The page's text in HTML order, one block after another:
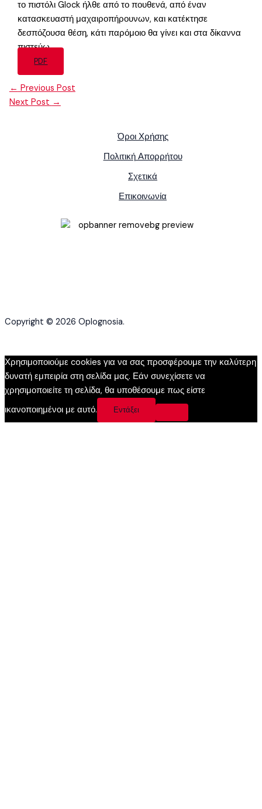
το πιστόλι Glock ήλθε από το πουθενά, από έναν
κατασκευαστή μαχαιροπήρουνων, και κατέκτησε
δεσπόζουσα θέση, κάτι παρόμοιο θα γίνει και στα δίκαννα
πιστεύω.
PDF
← Previous Post
Next Post →
Όροι Χρήσης
Πολιτική Απορρήτου
Σχετικά
Επικοινωνία
Copyright © 2026 Oplognosia.
Χρησιμοποιούμε cookies για να σας προσφέρουμε την καλύτερη
δυνατή εμπειρία στη σελίδα μας. Εάν συνεχίσετε να
χρησιμοποιείτε τη σελίδα, θα υποθέσουμε πως είστε
ικανοποιημένοι με αυτό.
Εντάξει